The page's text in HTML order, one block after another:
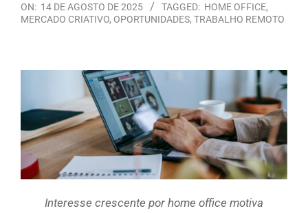
ON: 14 DE AGOSTO DE 2025 TAGGED: HOME OFFICE,
MERCADO CRIATIVO, OPORTUNIDADES, TRABALHO REMOTO
Interesse crescente por home office motiva